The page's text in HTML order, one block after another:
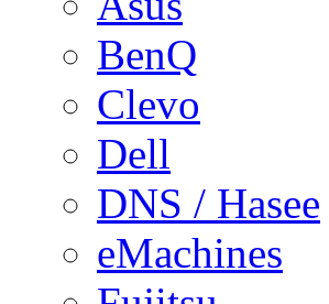
BenQ
Clevo
Dell
DNS / Hasee
eMachines